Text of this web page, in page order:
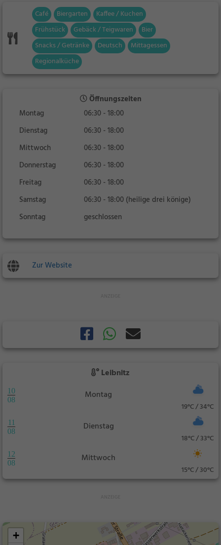
Café Biergarten
Kaffee / Kuchen
Frühstück
Gebäck / Teigwaren
Bier
Snacks / Getränke
Deutsch
Mittagessen
Regionalküche
Öffnungszeiten
Montag
06:30 - 18:00
Dienstag
06:30 - 18:00
Mittwoch
06:30 - 18:00
Donnerstag
06:30 - 18:00
Freitag
06:30 - 18:00
Samstag
06:30 - 18:00 (heilige drei könige)
Sonntag
geschlossen
Zur Website
Leibnitz
10
08
Montag
19°C / 34°C
11
08
Dienstag
18°C / 33°C
12
08
Mittwoch
15°C / 30°C
+